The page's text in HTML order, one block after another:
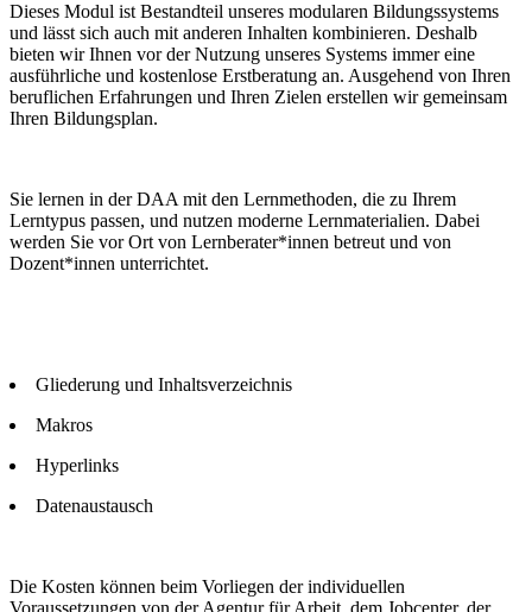
Dieses Modul ist Bestandteil unseres modularen Bildungssystems
und lässt sich auch mit anderen Inhalten kombinieren. Deshalb
bieten wir Ihnen vor der Nutzung unseres Systems immer eine
ausführliche und kostenlose Erstberatung an. Ausgehend von Ihren
beruflichen Erfahrungen und Ihren Zielen erstellen wir gemeinsam
Ihren Bildungsplan.
Sie lernen in der DAA mit den Lernmethoden, die zu Ihrem
Lerntypus passen, und nutzen moderne Lernmaterialien. Dabei
werden Sie vor Ort von Lernberater*innen betreut und von
Dozent*innen unterrichtet.
Gliederung und Inhaltsverzeichnis
Makros
Hyperlinks
Datenaustausch
Die Kosten können beim Vorliegen der individuellen